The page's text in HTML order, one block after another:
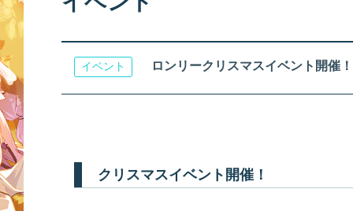
アップ
イベント ロンリークリスマスイベント開催！
クリスマスイベント開催！